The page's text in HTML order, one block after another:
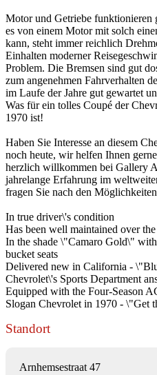
Motor und Getriebe funktionieren
es von einem Motor mit solch
kann, steht immer reichlich
Einhalten moderner
Problem. Die Bremsen sind gut
zum angenehmen Fahrverhalten
im Laufe der Jahre gut gewartet
Was für ein tolles Coupé der
1970 ist!
Haben Sie Interesse an diesem
noch heute, wir helfen Ihnen
herzlich willkommen bei Gallery
jahrelange Erfahrung im
fragen Sie nach den
In true driver\'s condition
Has been well maintained over the
In the shade \"Camaro Gold\"
bucket seats
Delivered new in California -
Chevrolet\'s Sports Department
Equipped with the Four-Season
Slogan Chevrolet in 1970 - \"Get
Standort
Arnhemsestraat 47